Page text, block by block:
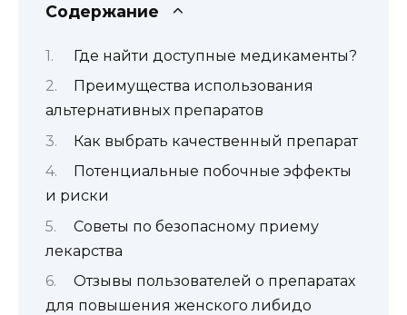
Содержание
Где найти доступные медикаменты?
Преимущества использования
альтернативных препаратов
Как выбрать качественный препарат
Потенциальные побочные эффекты
и риски
Советы по безопасному приему
лекарства
Отзывы пользователей о препаратах
для повышения женского либидо